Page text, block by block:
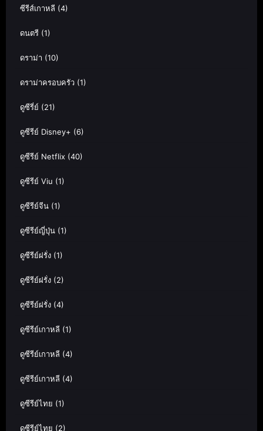
ซีรีส์เกาหลี (4)
ดนตรี (1)
ดราม่า (10)
ดราม่าครอบครัว (1)
ดูซีรี่ย์ (21)
ดูซีรีย์ Disney+ (6)
ดูซีรีย์ Netflix (40)
ดูซีรีย์ Viu (1)
ดูซีรีย์จีน (1)
ดูซีรีย์ญี่ปุ่น (1)
ดูซีรีย์ฝรั่ง (1)
ดูซีรีย์ฝรั่ง (2)
ดูซีรีย์ฝรั่ง (4)
ดูซีรีย์เกาหลี (1)
ดูซีรีย์เกาหลี (4)
ดูซีรีย์เกาหลี (4)
ดูซีรีย์ไทย (1)
ดูซีรีย์ไทย (2)